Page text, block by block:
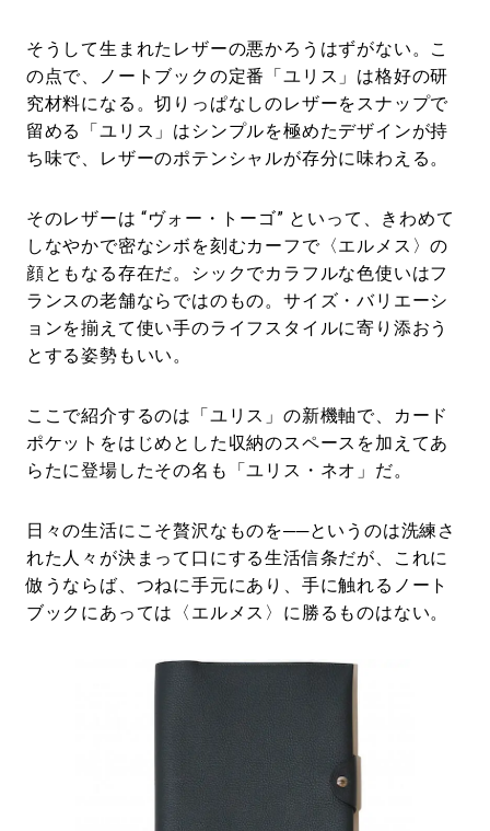
そうして生まれたレザーの悪かろうはずがない。こ
の点で、ノートブックの定番「ユリス」は格好の研
究材料になる。切りっぱなしのレザーをスナップで
留める「ユリス」はシンプルを極めたデザインが持
ち味で、レザーのポテンシャルが存分に味わえる。
そのレザーは “ヴォー・トーゴ” といって、きわめて
しなやかで密なシボを刻むカーフで〈エルメス〉の
顔ともなる存在だ。シックでカラフルな色使いはフ
ランスの老舗ならではのもの。サイズ・バリエーシ
ョンを揃えて使い手のライフスタイルに寄り添おう
とする姿勢もいい。
ここで紹介するのは「ユリス」の新機軸で、カード
ポケットをはじめとした収納のスペースを加えてあ
らたに登場したその名も「ユリス・ネオ」だ。
日々の生活にこそ贅沢なものを──というのは洗練さ
れた人々が決まって口にする生活信条だが、これに
倣うならば、つねに手元にあり、手に触れるノート
ブックにあっては〈エルメス〉に勝るものはない。